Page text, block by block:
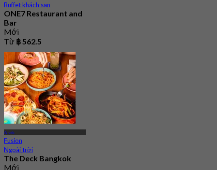
Buffet khách sạn
ONE7 Restaurant and
Bar
Mới
Từ ฿ 562.5
Asok
Fusion
Ngoài trời
The Deck Bangkok
Mới